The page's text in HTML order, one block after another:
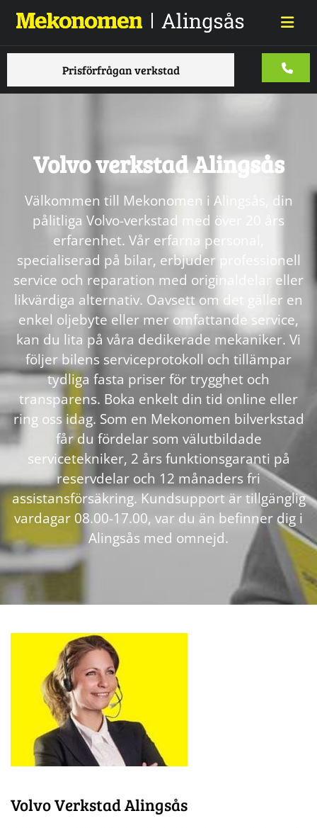
Prisförfrågan verkstad
Volvo verkstad Alingsås
Välkommen till Mekonomen i Alingsås, din
pålitliga Volvo-verkstad med över 20 års
erfarenhet. Vår erfarna personal,
specialiserad på bilar, erbjuder professionell
service och reparation med originaldelar eller
likvärdiga alternativ. Oavsett om det gäller en
enkel oljebyte eller mer omfattande service,
kan du lita på våra dedikerade mekaniker. Vi
följer bilens serviceprotokoll och tillämpar
tydliga fasta priser för trygghet och
transparens. Boka enkelt din tid online eller
ring oss idag. Som en Mekonomen bilverkstad
får du fördelar som välutbildade
servicetekniker, 2 års funktionsgaranti på
reservdelar och 12 månaders fri
assistansförsäkring. Kundsupport är tillgänglig
vardagar 08.00-17.00, var du än befinner dig i
Alingsås med omnejd.
Volvo Verkstad Alingsås